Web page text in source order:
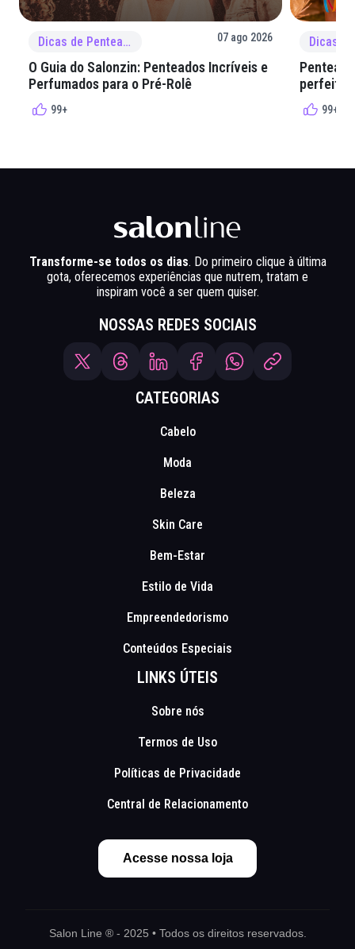
Dicas de Penteado 07 ago 2026
O Guia do Salonzin: Penteados Incríveis e
Perfumados para o Pré-Rolê
99+
perfeita
99+
Transforme-se todos os dias. Do primeiro clique à última
gota, oferecemos experiências que nutrem, tratam e
inspiram você a ser quem quiser.
NOSSAS REDES SOCIAIS
CATEGORIAS
Cabelo
Moda
Beleza
Skin Care
Bem-Estar
Estilo de Vida
Empreendedorismo
Conteúdos Especiais
LINKS ÚTEIS
Sobre nós
Termos de Uso
Políticas de Privacidade
Central de Relacionamento
Acesse nossa loja
Salon Line ® - 2025 • Todos os direitos reservados.